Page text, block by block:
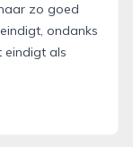
zo goed
ondanks
eindigt als